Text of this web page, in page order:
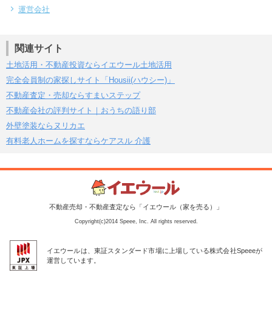
運営会社
関連サイト
土地活用・不動産投資ならイエウール土地活用
完全会員制の家探しサイト「Housii(ハウシー)」
不動産査定・売却ならすまいステップ
不動産会社の評判サイト｜おうちの語り部
外壁塗装ならヌリカエ
有料老人ホームを探すならケアスル 介護
不動産売却・不動産査定なら「イエウール（家を売る）」
Copyright(c)2014 Speee, Inc. All rights reserved.
イエウールは、東証スタンダード市場に上場している株式会社Speeeが
運営しています。